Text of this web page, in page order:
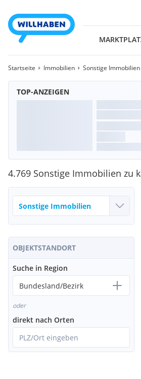
Startseite Immobilien Sonstige Immobilien
TOP-ANZEIGEN
4.769 Sonstige Immobilien zu
OBJEKTSTANDORT
Suche in Region
Bundesland/Bezirk
oder
direkt nach Orten
PLZ/Ort eingeben